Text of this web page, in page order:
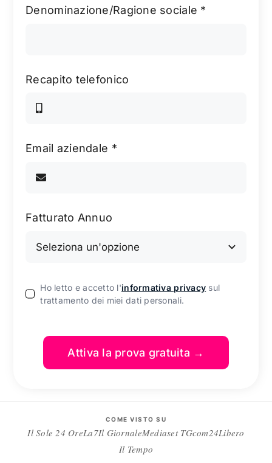
Denominazione/Ragione sociale *
Recapito telefonico
Email aziendale *
Fatturato Annuo
Ho letto e accetto l'informativa privacy sul
trattamento dei miei dati personali.
Attiva la prova gratuita →
COME VISTO SU
Il Sole 24 OreLa7Il GiornaleMediaset TGcom24Libero
Il Tempo